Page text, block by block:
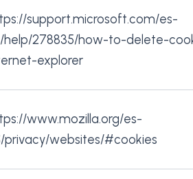
support.microsoft.com/es-
help/278835/how-to-delete-
explorer
www.mozilla.org/es-
privacy/websites/#cookies